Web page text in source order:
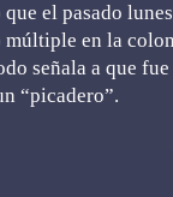
el pasado
en la
señala a que
“picadero”.